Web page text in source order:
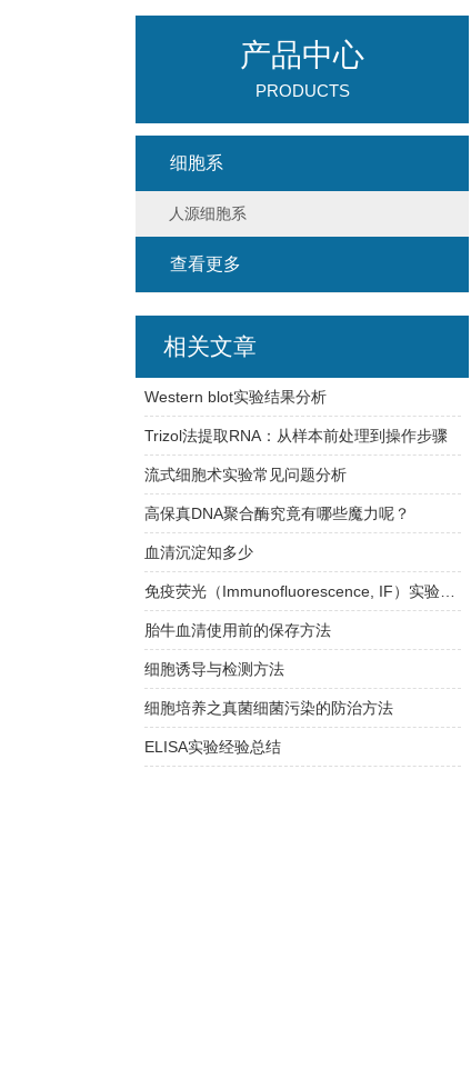
产品中心
PRODUCTS
细胞系
人源细胞系
查看更多
相关文章
Western blot实验结果分析
Trizol法提取RNA：从样本前处理到操作步骤
流式细胞术实验常见问题分析
高保真DNA聚合酶究竟有哪些魔力呢？
血清沉淀知多少
免疫荧光（Immunofluorescence, IF）实验方法
胎牛血清使用前的保存方法
细胞诱导与检测方法
细胞培养之真菌细菌污染的防治方法
ELISA实验经验总结